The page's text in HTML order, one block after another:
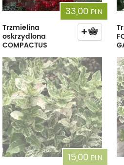
33,00 PLN
Trzmielina
oskrzydlona
COMPACTUS
15,00 PLN